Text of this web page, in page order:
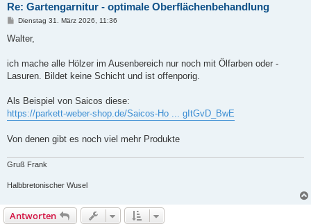
Re: Gartengarnitur - optimale Oberflächenbehandlung
B
i
a
Dienstag 31. März 2026, 11:36
Walter,
ich mache alle Hölzer im Ausenbereich nur noch mit Ölfarben oder -
Lasuren. Bildet keine Schicht und ist offenporig.
Als Beispiel von Saicos diese:
https://parkett-weber-shop.de/Saicos-Ho ... gItGvD_BwE
Von denen gibt es noch viel mehr Produkte
Gruß Frank
Halbbretonischer Wusel
Antworten